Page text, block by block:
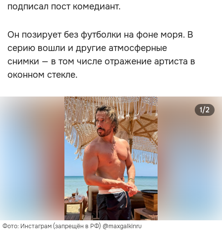
подписал пост комедиант.
Он позирует без футболки на фоне моря. В
серию вошли и другие атмосферные
снимки — в том числе отражение артиста в
оконном стекле.
Фото: Инстаграм (запрещён в РФ) @maxgalkinru
1/2